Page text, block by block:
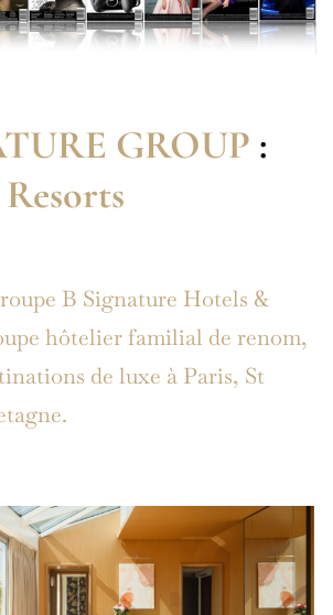
GROUP :
B Signature Hotels &
hôtelier familial de renom,
de luxe à Paris, St